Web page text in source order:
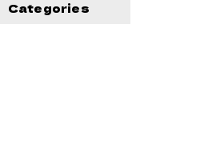
Categories